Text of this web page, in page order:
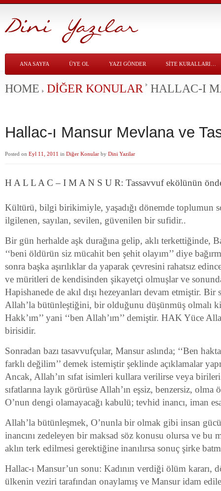
ANA SAYFA ÜYE OL YAZI GÖNDER SITE KURALLARI…
HOME DIĞER KONULAR HALLAC-I
Hallac-ı Mansur Mevlana ve
Posted on Eyl 11, 2011 in Diğer Konular by Dini Yazilar
H A L L A C – I M A N S U R: Tassavvuf ekölünün
Kültürü, bilgi birikimiyle, yaşadığı dönemde toplumun
ilgilenen, sayılan, sevilen, güvenilen bir sufidir..
Bir gün herhalde aşk durağına gelip, aklı terkettiğinde,
‘‘beni öldürün siz mücahit ben şehit olayım’’ diye
sonra başka aşırılıklar da yaparak çevresini rahatsız
ve müritleri de kendisinden şikayetçi olmuşlar ve sonunda
Hapishanede de akıl dışı hezeyanları devam etmiştir. Bir
Allah’la bütünleştiğini, bir olduğunu düşünmüş olmalı ki,
Hakk’ım’’ yani ‘‘ben Allah’ım’’ demiştir. HAK Yüce
birisidir.
Sonradan bazı tasavvufçular, Mansur aslında; ‘‘Ben
farklı değilim’’ demek istemiştir şeklinde açıklamalar
Ancak, Allah’ın sıfat isimleri kullara verilirse veya
sıfatlarına layık görürüse Allah’ın eşsiz, benzersiz,
O’nun dengi olamayacağı kabulü; tevhid inancı, iman
Allah’la bütünleşmek, O’nunla bir olmak gibi insan
inancını zedeleyen bir maksad söz konusu olursa ve bu
aklın terk edilmesi gerektiğine inanılırsa sonuç şirke
Hallac-ı Mansur’un sonu: Kadının verdiği ölüm kararı,
ülkenin veziri tarafından onaylamış ve Mansur idam